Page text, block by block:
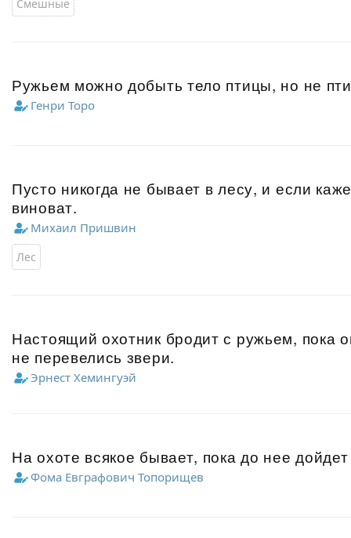
Смешные
Ружьем можно добыть тело птицы, но не
Генри Торо
Пусто никогда не бывает в лесу, и если
виноват.
Михаил Пришвин
Лес
Настоящий охотник бродит с ружьем, пока
не перевелись звери.
Эрнест Хемингуэй
На охоте всякое бывает, пока до нее
Фома Евграфович Топорищев